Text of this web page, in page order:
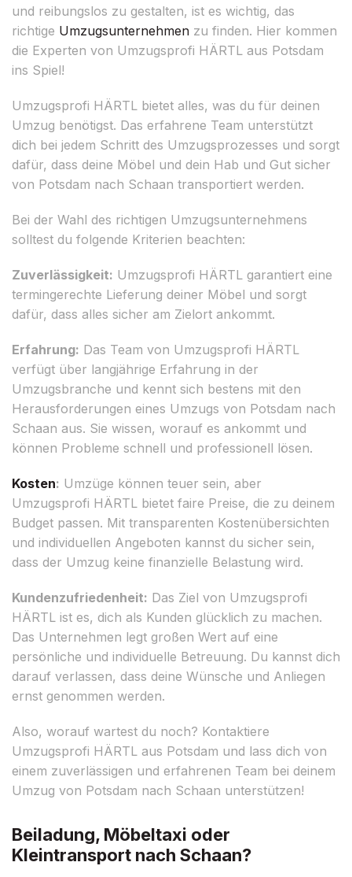
und reibungslos zu gestalten, ist es wichtig, das
richtige Umzugsunternehmen zu finden. Hier kommen
die Experten von Umzugsprofi HÄRTL aus Potsdam
ins Spiel!
Umzugsprofi HÄRTL bietet alles, was du für deinen
Umzug benötigst. Das erfahrene Team unterstützt
dich bei jedem Schritt des Umzugsprozesses und sorgt
dafür, dass deine Möbel und dein Hab und Gut sicher
von Potsdam nach Schaan transportiert werden.
Bei der Wahl des richtigen Umzugsunternehmens
solltest du folgende Kriterien beachten:
Zuverlässigkeit: Umzugsprofi HÄRTL garantiert eine
termingerechte Lieferung deiner Möbel und sorgt
dafür, dass alles sicher am Zielort ankommt.
Erfahrung: Das Team von Umzugsprofi HÄRTL
verfügt über langjährige Erfahrung in der
Umzugsbranche und kennt sich bestens mit den
Herausforderungen eines Umzugs von Potsdam nach
Schaan aus. Sie wissen, worauf es ankommt und
können Probleme schnell und professionell lösen.
Kosten: Umzüge können teuer sein, aber
Umzugsprofi HÄRTL bietet faire Preise, die zu deinem
Budget passen. Mit transparenten Kostenübersichten
und individuellen Angeboten kannst du sicher sein,
dass der Umzug keine finanzielle Belastung wird.
Kundenzufriedenheit: Das Ziel von Umzugsprofi
HÄRTL ist es, dich als Kunden glücklich zu machen.
Das Unternehmen legt großen Wert auf eine
persönliche und individuelle Betreuung. Du kannst dich
darauf verlassen, dass deine Wünsche und Anliegen
ernst genommen werden.
Also, worauf wartest du noch? Kontaktiere
Umzugsprofi HÄRTL aus Potsdam und lass dich von
einem zuverlässigen und erfahrenen Team bei deinem
Umzug von Potsdam nach Schaan unterstützen!
Beiladung, Möbeltaxi oder
Kleintransport nach Schaan?